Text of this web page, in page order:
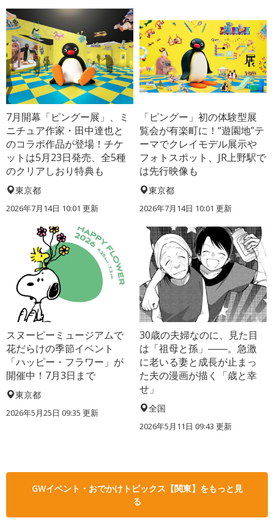
7月開幕「ピングー展」、ミ
ニチュア作家・田中達也と
のコラボ作品が登場！チケ
ットは5月23日発売、全5種
のクリアしおり特典も
東京都
2026年7月14日 10:01 更新
「ピングー」初の体験型展
覧会が有楽町に！“遊園地”テ
ーマでクレイモデル展示や
フォトスポット、JR上野駅で
は先行映像も
東京都
2026年7月14日 10:01 更新
スヌーピーミュージアムで
花だらけの季節イベント
「ハッピー・フラワー」が
開催中！7月3日まで
東京都
2026年5月25日 09:35 更新
30歳の夫婦なのに、見た目
は「祖母と孫」――。急激
に老いる妻と成長が止まっ
た夫の漫画が描く「歳と幸
せ」
全国
2026年5月11日 09:43 更新
GWイベント・おでかけトピックス【関東】をもっと見
る